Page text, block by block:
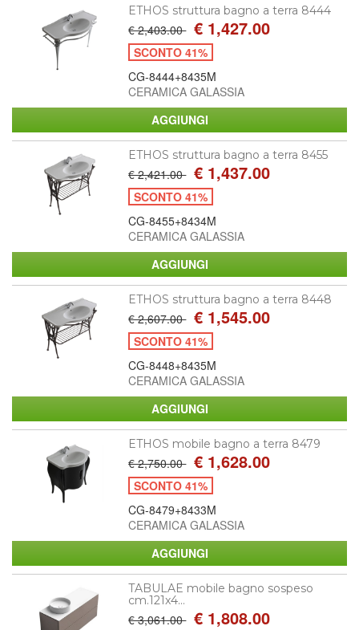
ETHOS struttura bagno a terra 8444
€ 2,403.00 € 1,427.00
SCONTO 41%
CG-8444+8435M
CERAMICA GALASSIA
ETHOS struttura bagno a terra 8455
€ 2,421.00 € 1,437.00
SCONTO 41%
CG-8455+8434M
CERAMICA GALASSIA
ETHOS struttura bagno a terra 8448
€ 2,607.00 € 1,545.00
SCONTO 41%
CG-8448+8435M
CERAMICA GALASSIA
ETHOS mobile bagno a terra 8479
€ 2,750.00 € 1,628.00
SCONTO 41%
CG-8479+8433M
CERAMICA GALASSIA
TABULAE mobile bagno sospeso
cm.121x4...
€ 3,061.00 € 1,808.00